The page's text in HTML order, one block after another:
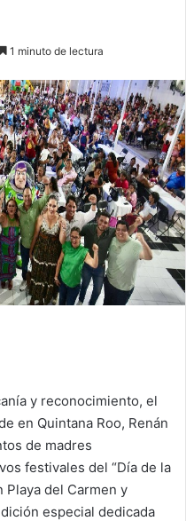
1 minuto de lectura
y reconocimiento, el
en Quintana Roo, Renán
de madres
festivales del “Día de la
Playa del Carmen y
especial dedicada